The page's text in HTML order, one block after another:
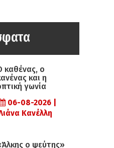
καθένας, ο
και η
γωνία
06-08-2026 |
Κανέλλη
ο ψεύτης»